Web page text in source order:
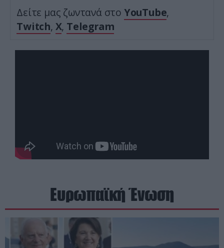
Δείτε μας ζωντανά στο YouTube,
Twitch, X, Telegram
Ευρωπαϊκή Ένωση